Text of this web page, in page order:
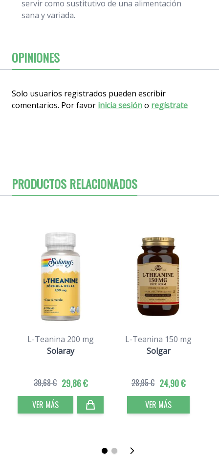
servir como sustitutivo de una alimentación
sana y variada.
OPINIONES
Solo usuarios registrados pueden escribir
comentarios. Por favor inicia sesióno regístrate
PRODUCTOS RELACIONADOS
L-Teanina 200 mg
Solaray
29,86 €
39,68 €
VER MÁS
L-Teanina 150 mg
Solgar
24,90 €
28,95 €
VER MÁS